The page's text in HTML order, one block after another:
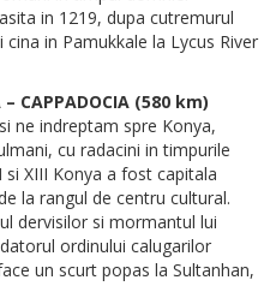
in 1219, dupa cutremurul
in Pamukkale la Lycus River
– CAPPADOCIA (580 km)
ne indreptam spre Konya,
cu radacini in timpurile
XIII Konya a fost capitala
la rangul de centru cultural.
dervisilor si mormantul lui
ordinului calugarilor
un scurt popas la Sultanhan,